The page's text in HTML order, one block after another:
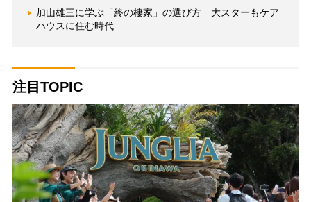
加山雄三に学ぶ「終の棲家」の選び方 大スターもケア
ハウスに住む時代
注目TOPIC